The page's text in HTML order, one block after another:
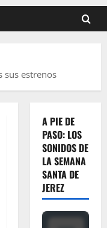
sus estrenos
A PIE DE
PASO: LOS
SONIDOS DE
LA SEMANA
SANTA DE
JEREZ